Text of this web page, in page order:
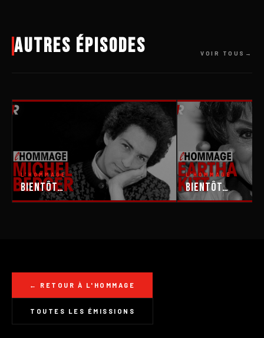
Autres épisodes VOIR TOUS
L'HOMMAGE
Bientôt…
L'HOMMAGE
Bientôt…
← RETOUR À L'HOMMAGE
TOUTES LES ÉMISSIONS